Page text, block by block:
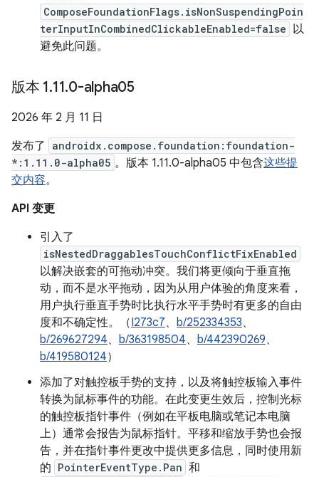
ComposeFoundationFlags.isNonSuspendingPoin
terInputInCombinedClickableEnabled=false 以
避免此问题。
版本 1.11.0-alpha05
2026 年 2 月 11 日
发布了
androidx.compose.foundation:foundation-
*:1.11.0-alpha05 。版本 1.11.0-alpha05 中包含这些提
交内容。
API 变更
引入了
isNestedDraggablesTouchConflictFixEnabled
以解决嵌套的可拖动冲突。我们将更倾向于垂直拖
动，而不是水平拖动，因为从用户体验的角度来看，
用户执行垂直手势时比执行水平手势时有更多的自由
度和不确定性。（I273c7、 b/252334353、
b/269627294、 b/363198504、 b/442390269、
b/419580124）
添加了对触控板手势的支持，以及将触控板输入事件
转换为鼠标事件的功能。在此变更生效后，控制光标
的触控板指针事件（例如在平板电脑或笔记本电脑
上）通常会报告为鼠标指针。平移和缩放手势也会报
告，并在指针事件更改中提供更多信息，同时使用新
的 PointerEventType.Pan 和